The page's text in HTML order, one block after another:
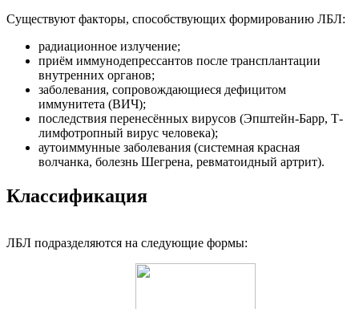
Существуют факторы, способствующих формированию ЛБЛ:
радиационное излучение;
приём иммунодепрессантов после трансплантации
внутренних органов;
заболевания, сопровождающиеся дефицитом
иммунитета (ВИЧ);
последствия перенесённых вирусов (Эпштейн-Барр, Т-
лимфотропный вирус человека);
аутоиммунные заболевания (системная красная
волчанка, болезнь Шегрена, ревматоидный артрит).
Классификация
ЛБЛ подразделяются на следующие формы: